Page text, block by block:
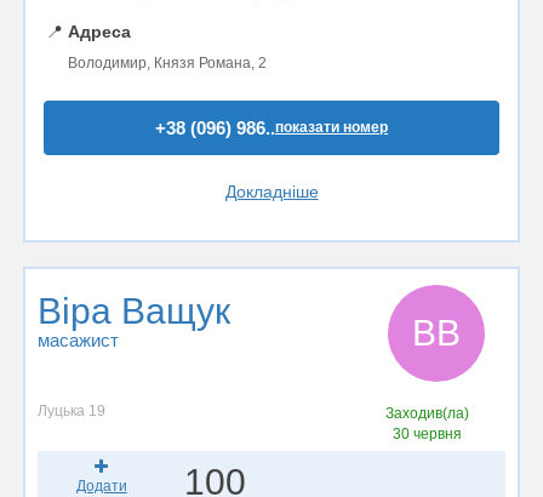
📍 Адреса
Володимир, Князя Романа, 2
+38 (096) 986..показати номер
Докладніше
Віра Ващук
масажист ВВ
Луцька 19
Заходив(ла)
30 червня
Додати
100